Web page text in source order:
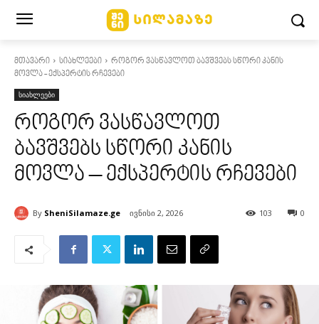
მთავარი სიახლეები
როგორ ვასწავლოთ ბავშვებს სწორი კანის
მოვლა - ექსპერტის რჩევები
სიახლეები
როგორ ვასწავლოთ
ბავშვებს სწორი კანის
მოვლა – ექსპერტის რჩევები
By SheniSilamaze.ge ივნისი 2, 2026 0
103